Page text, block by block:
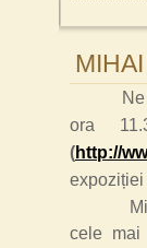
ora
(http://
expoziției
cele mai